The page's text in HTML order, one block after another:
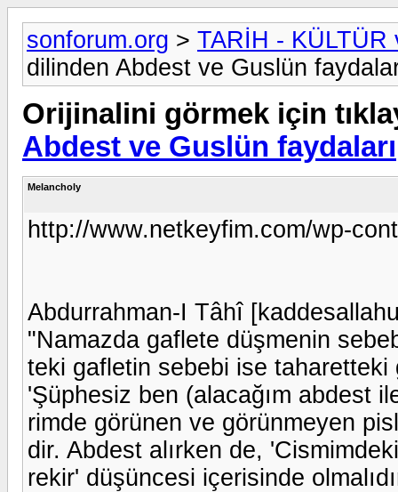
sonforum.org > TARİH - KÜLTÜR
dilinden Abdest ve Guslün
Orijinalini görmek için
Abdest ve Guslün faydaları
Melancholy
http://www.netkeyfim.com/wp-
Abdurrahman-I Tâhî
"Namazda gaflete düşmenin
teki gafletin sebebi ise
'Şüphesiz ben (alacağım abdest
rimde görünen ve görünmeyen
dir. Abdest alırken de,
rekir' düşüncesi içerisinde